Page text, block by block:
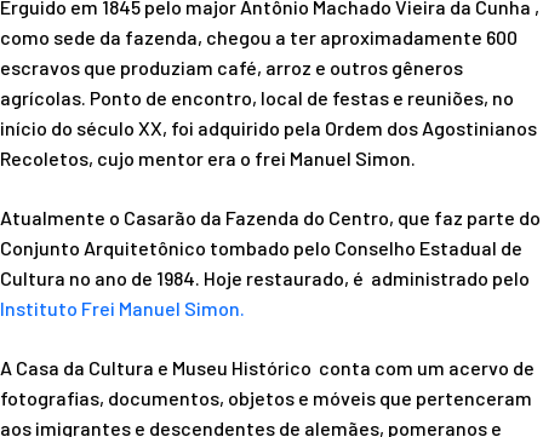
Erguido em 1845 pelo major Antônio Machado Vieira da Cunha ,
como sede da fazenda, chegou a ter aproximadamente 600
escravos que produziam café, arroz e outros gêneros
agrícolas. Ponto de encontro, local de festas e reuniões, no
início do século XX, foi adquirido pela Ordem dos Agostinianos
Recoletos, cujo mentor era o frei Manuel Simon.
Atualmente o Casarão da Fazenda do Centro, que faz parte do
Conjunto Arquitetônico tombado pelo Conselho Estadual de
Cultura no ano de 1984. Hoje restaurado, é administrado pelo
Instituto Frei Manuel Simon.
A Casa da Cultura e Museu Histórico conta com um acervo de
fotografias, documentos, objetos e móveis que pertenceram
aos imigrantes e descendentes de alemães, pomeranos e